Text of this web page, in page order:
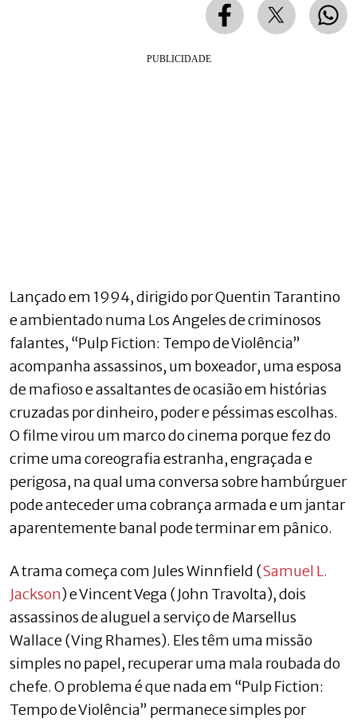
Lançado em 1994, dirigido por Quentin Tarantino
e ambientado numa Los Angeles de criminosos
falantes, “Pulp Fiction: Tempo de Violência”
acompanha assassinos, um boxeador, uma esposa
de mafioso e assaltantes de ocasião em histórias
cruzadas por dinheiro, poder e péssimas escolhas.
O filme virou um marco do cinema porque fez do
crime uma coreografia estranha, engraçada e
perigosa, na qual uma conversa sobre hambúrguer
pode anteceder uma cobrança armada e um jantar
aparentemente banal pode terminar em pânico.
A trama começa com Jules Winnfield (Samuel L.
Jackson) e Vincent Vega (John Travolta), dois
assassinos de aluguel a serviço de Marsellus
Wallace (Ving Rhames). Eles têm uma missão
simples no papel, recuperar uma mala roubada do
chefe. O problema é que nada em “Pulp Fiction:
Tempo de Violência” permanece simples por